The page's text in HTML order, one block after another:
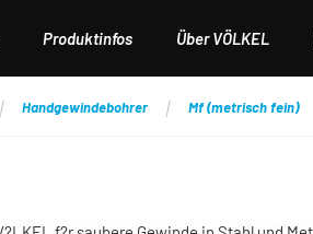
Produktinfos Über VÖLKEL
Handgewindebohrer Mf (metrisch fein)